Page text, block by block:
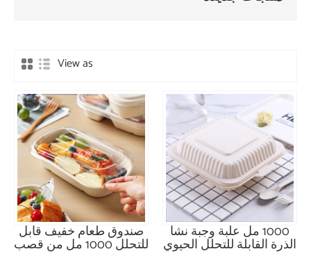
خفيف قابل
للتحلل 1000 مل من قصب